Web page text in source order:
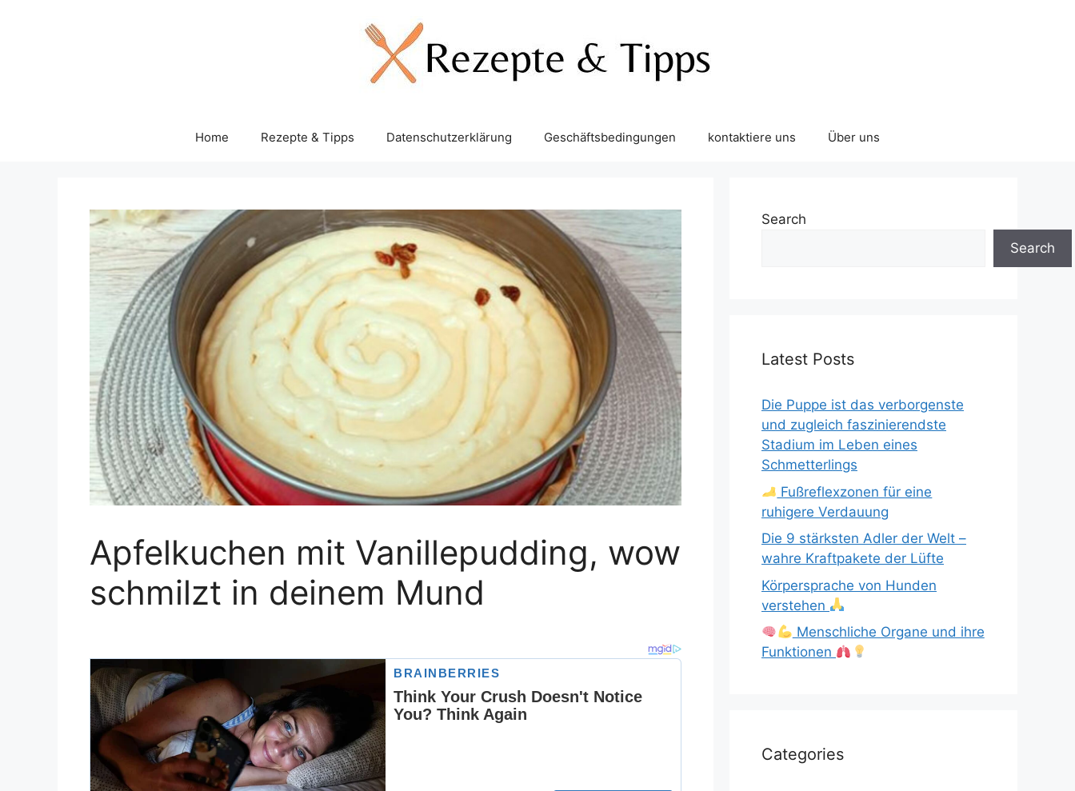
Home Rezepte & Tipps Datenschutzerklärung Geschäftsbedingungen kontaktiere uns Über uns
Apfelkuchen mit Vanillepudding, wow
schmilzt in deinem Mund
Search
Search
Latest Posts
Die Puppe ist das verborgenste
und zugleich faszinierendste
Stadium im Leben eines
Schmetterlings
Fußreflexzonen für eine
ruhigere Verdauung
Die 9 stärksten Adler der Welt –
wahre Kraftpakete der Lüfte
Körpersprache von Hunden
verstehen
Menschliche Organe und ihre
Funktionen
Categories